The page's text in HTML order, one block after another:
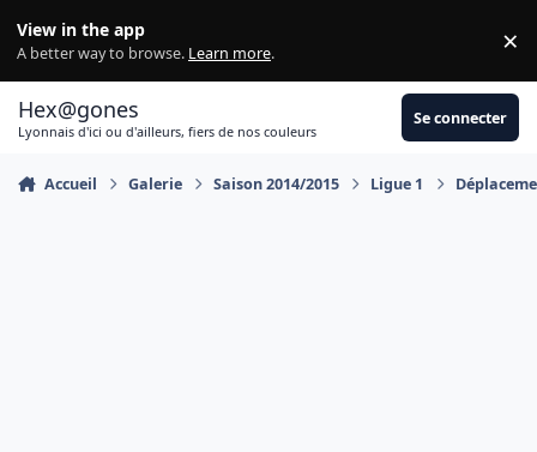
View in the app
A better way to browse. Learn more. ×
Hex@gones
Lyonnais d'ici ou d'ailleurs, fiers de nos couleurs
Se connecter
Accueil Galerie Saison 2014/2015 Ligue 1